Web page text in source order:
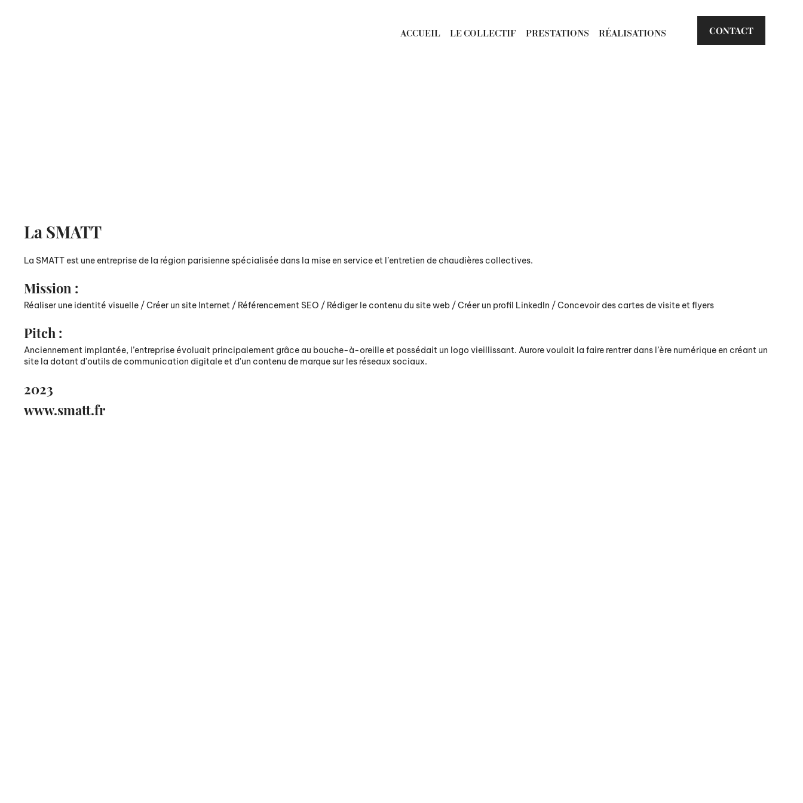
ACCUEIL LE COLLECTIF PRESTATIONS RÉALISATIONS CONTACT
La SMATT
La SMATT est une entreprise de la région parisienne spécialisée dans la mise en service et l’entretien de chaudières collectives.
Mission :
Réaliser une identité visuelle / Créer un site Internet / Référencement SEO / Rédiger le contenu du site web / Créer un profil LinkedIn / Concevoir des cartes de visite et flyers
Pitch :
Anciennement implantée, l’entreprise évoluait principalement grâce au bouche-à-oreille et possédait un logo vieillissant. Aurore voulait la faire rentrer dans l’ère numérique en créant un
site la dotant d'outils de communication digitale et d'un contenu de marque sur les réseaux sociaux.
2023
www.smatt.fr